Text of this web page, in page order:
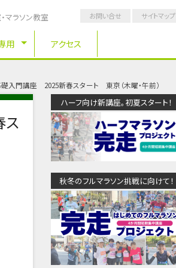
マラソン教室
用 アクセス
お問い合せ サイトマップ
礎入門講座 2025新春スタート 東京（木曜・午前）
ス
ハーフ向け新講座。初夏スタート！
秋冬のフルマラソン挑戦に向けて！